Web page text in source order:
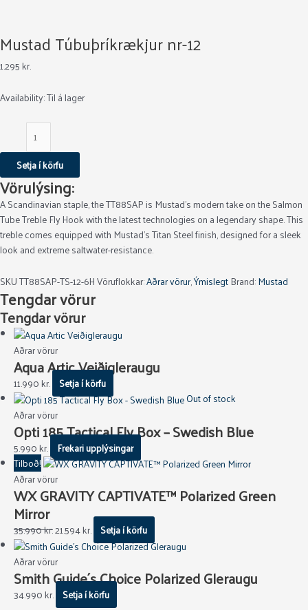
Mustad Túbuþríkrækjur nr-12
1.295kr.
Availability:Til á lager
Setja í körfu
Vörulýsing:
A Scandinavian staple, the TT88SAP is Mustad’s modern take on the Salmon
Tube Treble Fly Hook with the latest technologies on a legendary shape. This
treble comes equipped with Mustad’s Titan Steel finish, designed for a sleek
look and extreme saltwater-resistance.
SKUTT88SAP-TS-12-6HVöruflokkar:Aðrar vörur,ÝmislegtBrand:Mustad
Tengdar vörur
Tengdar vörur
Aðrar vörur
Aqua Artic Veiðigleraugu
11.990kr. Setja í körfu
Out of stock
Aðrar vörur
Opti 185 Tactical Fly Box – Swedish Blue
5.990kr. Frekari upplýsingar
Tilboð!
Aðrar vörur
WX GRAVITY CAPTIVATE™ Polarized Green
Mirror
35.990kr.21.594kr. Setja í körfu
Aðrar vörur
Smith Guide´s Choice Polarized Gleraugu
34.990kr. Setja í körfu